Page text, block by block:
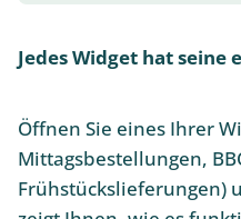
Jedes Widget hat seine
Öffnen Sie eines Ihrer
Mittagsbestellungen,
Frühstückslieferungen)